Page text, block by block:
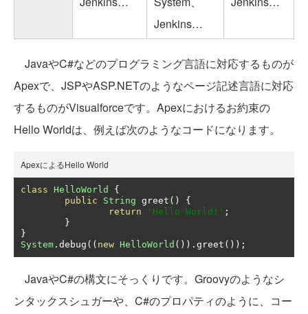
Jenkins…
JavaやC#などのプログラミング言語に対応するものが
Apexで、JSPやASP.NETのようなページ記述言語に対応
するものがVisualforceです。Apexにおけるお約束の
Hello Worldは、例えば次のようなコードになります。
ApexによるHello World
class HelloWorld
{
public
String greet ()
{
return
'Hello World!' ;
}
}
System . debug (( new HelloWorld ()). greet ());
JavaやC#の構文にそっくりです。Groovyのようなシ
ンタックスシュガーや、C#のプロパティのように、コー